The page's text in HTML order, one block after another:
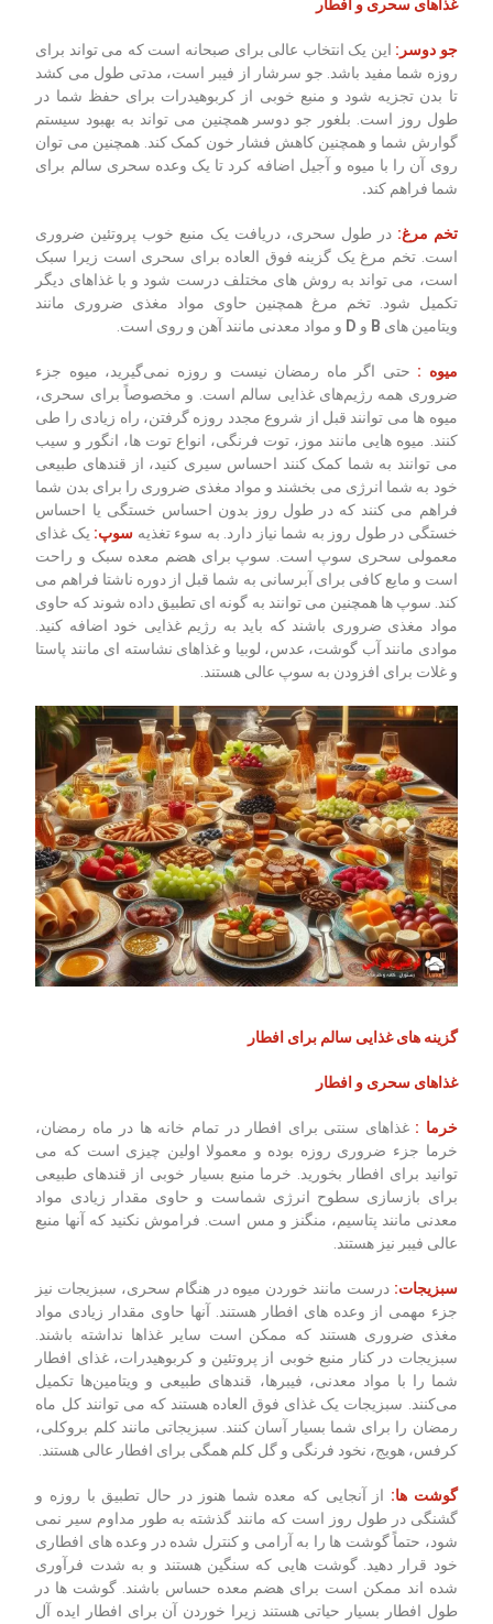
غذاهای سحری و افطار
جو دوسر: این یک انتخاب عالی برای صبحانه است که می تواند برای
روزه شما مفید باشد. جو سرشار از فیبر است، مدتی طول می کشد
تا بدن تجزیه شود و منبع خوبی از کربوهیدرات برای حفظ شما در
طول روز است. بلغور جو دوسر همچنین می تواند به بهبود سیستم
گوارش شما و همچنین کاهش فشار خون کمک کند. همچنین می توان
روی آن را با میوه و آجیل اضافه کرد تا یک وعده سحری سالم برای
شما فراهم کند.
تخم مرغ: در طول سحری، دریافت یک منبع خوب پروتئین ضروری
است. تخم مرغ یک گزینه فوق العاده برای سحری است زیرا سبک
است، می تواند به روش های مختلف درست شود و با غذاهای دیگر
تکمیل شود. تخم مرغ همچنین حاوی مواد مغذی ضروری مانند
ویتامین های B و D و مواد معدنی مانند آهن و روی است.
میوه : حتی اگر ماه رمضان نیست و روزه نمی‌گیرید، میوه جزء
ضروری همه رژیم‌های غذایی سالم است. و مخصوصاً برای سحری،
میوه ها می توانند قبل از شروع مجدد روزه گرفتن، راه زیادی را طی
کنند. میوه هایی مانند موز، توت فرنگی، انواع توت ها، انگور و سیب
می توانند به شما کمک کنند احساس سیری کنید، از قندهای طبیعی
خود به شما انرژی می بخشند و مواد مغذی ضروری را برای بدن شما
فراهم می کنند که در طول روز بدون احساس خستگی یا احساس
خستگی در طول روز به شما نیاز دارد. به سوء تغذیه سوپ: یک غذای
معمولی سحری سوپ است. سوپ برای هضم معده سبک و راحت
است و مایع کافی برای آبرسانی به شما قبل از دوره ناشتا فراهم می
کند. سوپ ها همچنین می توانند به گونه ای تطبیق داده شوند که حاوی
مواد مغذی ضروری باشند که باید به رژیم غذایی خود اضافه کنید.
موادی مانند آب گوشت، عدس، لوبیا و غذاهای نشاسته ای مانند پاستا
و غلات برای افزودن به سوپ عالی هستند.
گزینه های غذایی سالم برای افطار
غذاهای سحری و افطار
خرما :غذاهای سنتی برای افطار در تمام خانه ها در ماه رمضان،
خرما جزء ضروری روزه بوده و معمولا اولین چیزی است که می
توانید برای افطار بخورید. خرما منبع بسیار خوبی از قندهای طبیعی
برای بازسازی سطوح انرژی شماست و حاوی مقدار زیادی مواد
معدنی مانند پتاسیم، منگنز و مس است. فراموش نکنید که آنها منبع
عالی فیبر نیز هستند.
سبزیجات:درست مانند خوردن میوه در هنگام سحری، سبزیجات نیز
جزء مهمی از وعده های افطار هستند. آنها حاوی مقدار زیادی مواد
مغذی ضروری هستند که ممکن است سایر غذاها نداشته باشند.
سبزیجات در کنار منبع خوبی از پروتئین و کربوهیدرات، غذای افطار
شما را با مواد معدنی، فیبرها، قندهای طبیعی و ویتامین‌ها تکمیل
می‌کنند. سبزیجات یک غذای فوق العاده هستند که می توانند کل ماه
رمضان را برای شما بسیار آسان کنند. سبزیجاتی مانند کلم بروکلی،
کرفس، هویج، نخود فرنگی و گل کلم همگی برای افطار عالی هستند.
گوشت ها: از آنجایی که معده شما هنوز در حال تطبیق با روزه و
گشنگی در طول روز است که مانند گذشته به طور مداوم سیر نمی
شود، حتماً گوشت ها را به آرامی و کنترل شده در وعده های افطاری
خود قرار دهید. گوشت هایی که سنگین هستند و به شدت فرآوری
شده اند ممکن است برای هضم معده حساس باشند. گوشت ها در
طول افطار بسیار حیاتی هستند زیرا خوردن آن برای افطار ایده آل